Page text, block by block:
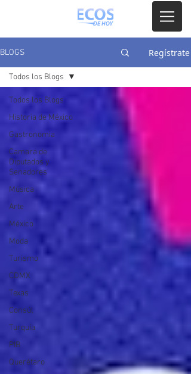
BLOGS Regístrate
Todos los Blogs
Historia de México
Gastronomia
Camara de
Diputados y
Senadores
Música
Arte
México
Moda
Turismo
CDMX
Texas
Consúl
Turquía
PIB
Querétaro
Todos los Blogs